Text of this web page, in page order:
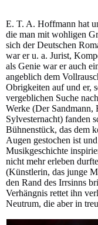
E. T. A. Hoffmann hat
die man mit wohligen
sich der Deutschen
war er u. a. Jurist,
als Genie war er auch
angeblich dem
Obrigkeiten auf und er,
vergeblichen Suche
Werke (Der Sandmann,
Sylvesternacht) fanden
Bühnenstück, das dem
Augen gestochen ist
Musikgeschichte
nicht mehr erleben
(Künstlerin, das junge
den Rand des Irrsinns
Verhängnis rettet ihn
Neutrum, die aber in